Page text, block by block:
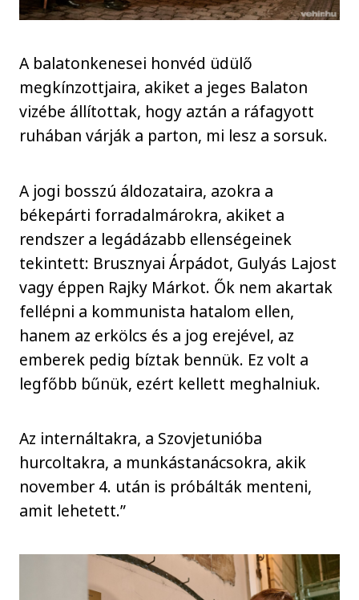
A balatonkenesei honvéd üdülő
megkínzottjaira, akiket a jeges Balaton
vizébe állítottak, hogy aztán a ráfagyott
ruhában várják a parton, mi lesz a sorsuk.
A jogi bosszú áldozataira, azokra a
békepárti forradalmárokra, akiket a
rendszer a legádázabb ellenségeinek
tekintett: Brusznyai Árpádot, Gulyás Lajost
vagy éppen Rajky Márkot. Ők nem akartak
fellépni a kommunista hatalom ellen,
hanem az erkölcs és a jog erejével, az
emberek pedig bíztak bennük. Ez volt a
legfőbb bűnük, ezért kellett meghalniuk.
Az internáltakra, a Szovjetunióba
hurcoltakra, a munkástanácsokra, akik
november 4. után is próbálták menteni,
amit lehetett.”